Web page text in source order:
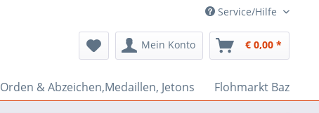
Service/Hilfe
Mein Konto € 0,00 *
Orden & Abzeichen,Medaillen, Jetons Flohmarkt Bazar